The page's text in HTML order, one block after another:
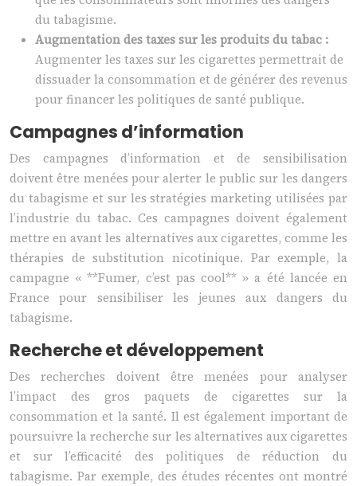
du tabagisme.
Augmentation des taxes sur les produits du tabac :
Augmenter les taxes sur les cigarettes permettrait de
dissuader la consommation et de générer des revenus
pour financer les politiques de santé publique.
Campagnes d’information
Des campagnes d’information et de sensibilisation
doivent être menées pour alerter le public sur les dangers
du tabagisme et sur les stratégies marketing utilisées par
l’industrie du tabac. Ces campagnes doivent également
mettre en avant les alternatives aux cigarettes, comme les
thérapies de substitution nicotinique. Par exemple, la
campagne « **Fumer, c’est pas cool** » a été lancée en
France pour sensibiliser les jeunes aux dangers du
tabagisme.
Recherche et développement
Des recherches doivent être menées pour analyser
l’impact des gros paquets de cigarettes sur la
consommation et la santé. Il est également important de
poursuivre la recherche sur les alternatives aux cigarettes
et sur l’efficacité des politiques de réduction du
tabagisme. Par exemple, des études récentes ont montré